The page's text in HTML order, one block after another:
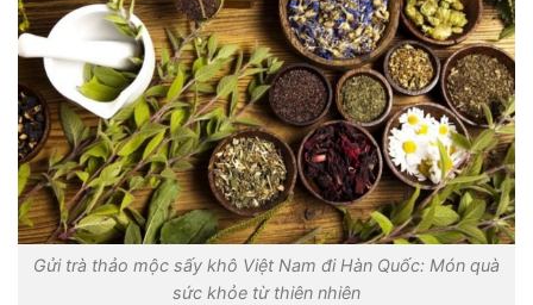
Gửi trà thảo mộc sấy khô Việt Nam đi Hàn Quốc: Món quà
sức khỏe từ thiên nhiên